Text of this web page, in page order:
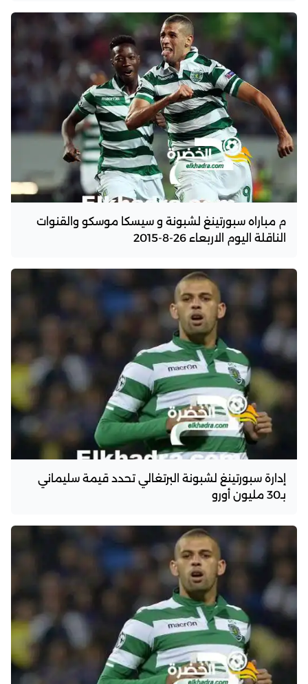
م مباراه سبورتينغ لشبونة و سيسكا موسكو والقنوات
الناقلة اليوم الاربعاء 26-8-2015
إدارة سبورتينغ لشبونة البرتغالي تحدد قيمة سليماني
بـ30 مليون أورو